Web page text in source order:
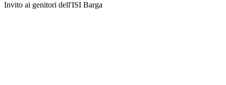
Invito ai genitori dell'ISI Barga